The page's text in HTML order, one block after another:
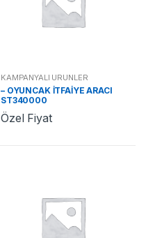
KAMPANYALI ÜRÜNLER
– OYUNCAK İTFAİYE ARACI
ST340000
Özel Fiyat